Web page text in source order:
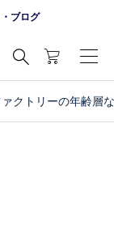
ブログ

クトリーの年齢層